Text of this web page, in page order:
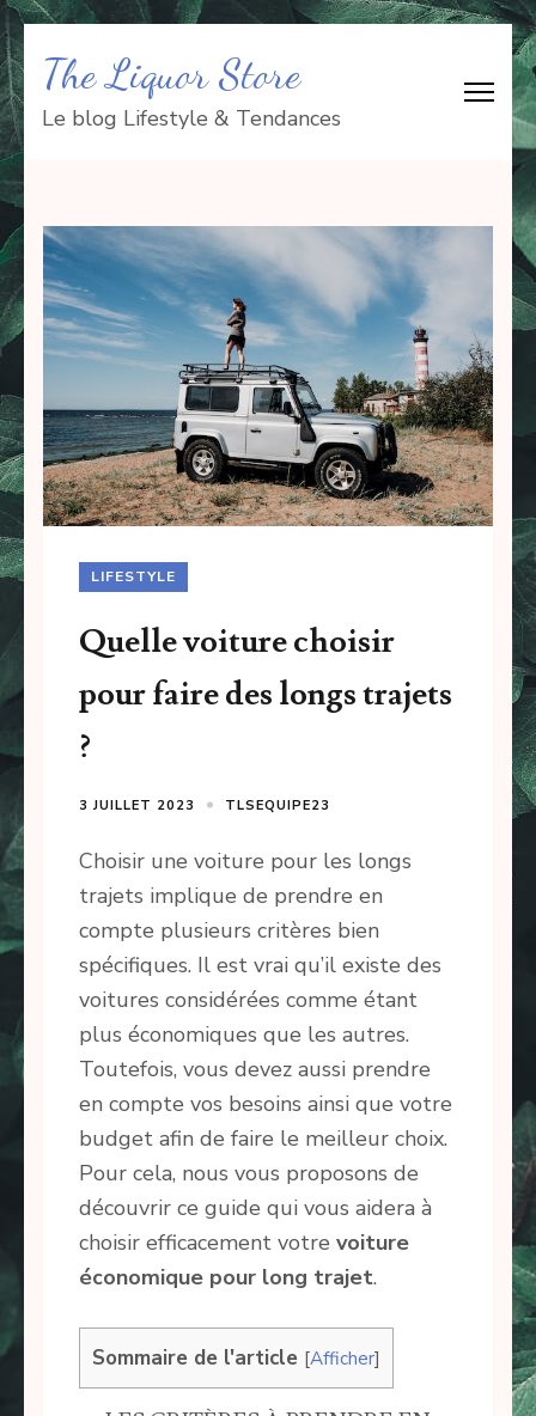
Aller
au
contenu
(Pressez
Entrée)
The Liquor Store
Le blog Lifestyle & Tendances
LIFESTYLE
Quelle voiture choisir
pour faire des longs trajets
?
3 JUILLET 2023 TLSEQUIPE23
Choisir une voiture pour les longs
trajets implique de prendre en
compte plusieurs critères bien
spécifiques. Il est vrai qu’il existe des
voitures considérées comme étant
plus économiques que les autres.
Toutefois, vous devez aussi prendre
en compte vos besoins ainsi que votre
budget afin de faire le meilleur choix.
Pour cela, nous vous proposons de
découvrir ce guide qui vous aidera à
choisir efficacement votre voiture
économique pour long trajet.
Sommaire de l'article [Afficher]